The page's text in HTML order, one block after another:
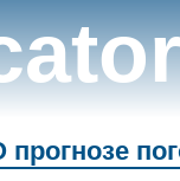
прогнозе